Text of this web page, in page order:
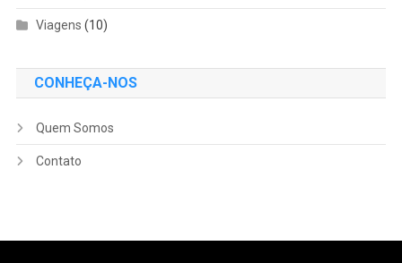
Viagens (10)
CONHEÇA-NOS
Quem Somos
Contato